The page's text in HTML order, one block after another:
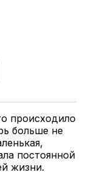
происходило
больше не
постоянной
жизни.